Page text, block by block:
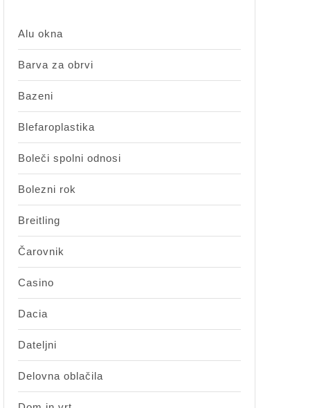
Alu okna
Barva za obrvi
Bazeni
Blefaroplastika
Boleči spolni odnosi
Bolezni rok
Breitling
Čarovnik
Casino
Dacia
Dateljni
Delovna oblačila